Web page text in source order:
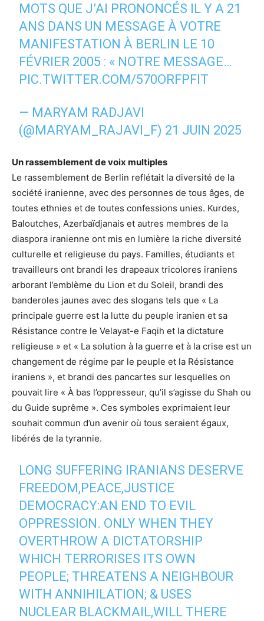
MOTS QUE J’AI PRONONCÉS IL Y A 21
ANS DANS UN MESSAGE À VOTRE
MANIFESTATION À BERLIN LE 10
FÉVRIER 2005 : « NOTRE MESSAGE…
PIC.TWITTER.COM/570ORFPFIT
— MARYAM RADJAVI
(@MARYAM_RAJAVI_F) 21 JUIN 2025
Un rassemblement de voix multiples
Le rassemblement de Berlin reflétait la diversité de la
société iranienne, avec des personnes de tous âges, de
toutes ethnies et de toutes confessions unies. Kurdes,
Baloutches, Azerbaïdjanais et autres membres de la
diaspora iranienne ont mis en lumière la riche diversité
culturelle et religieuse du pays. Familles, étudiants et
travailleurs ont brandi les drapeaux tricolores iraniens
arborant l’emblème du Lion et du Soleil, brandi des
banderoles jaunes avec des slogans tels que « La
principale guerre est la lutte du peuple iranien et sa
Résistance contre le Velayat-e Faqih et la dictature
religieuse » et « La solution à la guerre et à la crise est un
changement de régime par le peuple et la Résistance
iraniens », et brandi des pancartes sur lesquelles on
pouvait lire « À bas l’oppresseur, qu’il s’agisse du Shah ou
du Guide suprême ». Ces symboles exprimaient leur
souhait commun d’un avenir où tous seraient égaux,
libérés de la tyrannie.
LONG SUFFERING IRANIANS DESERVE
FREEDOM,PEACE,JUSTICE
DEMOCRACY:AN END TO EVIL
OPPRESSION. ONLY WHEN THEY
OVERTHROW A DICTATORSHIP
WHICH TERRORISES ITS OWN
PEOPLE; THREATENS A NEIGHBOUR
WITH ANNIHILATION; & USES
NUCLEAR BLACKMAIL,WILL THERE